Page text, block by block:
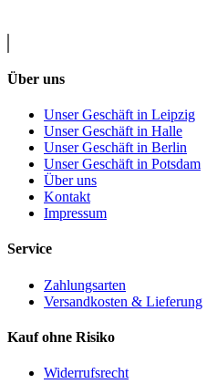
Über uns
Unser Geschäft in Leipzig
Unser Geschäft in Halle
Unser Geschäft in Berlin
Unser Geschäft in Potsdam
Über uns
Kontakt
Impressum
Service
Zahlungsarten
Versandkosten & Lieferung
Kauf ohne Risiko
Widerrufsrecht